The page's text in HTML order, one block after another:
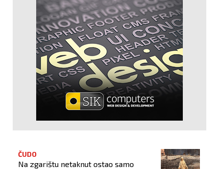
ČUDO
Na zgarištu netaknut ostao samo